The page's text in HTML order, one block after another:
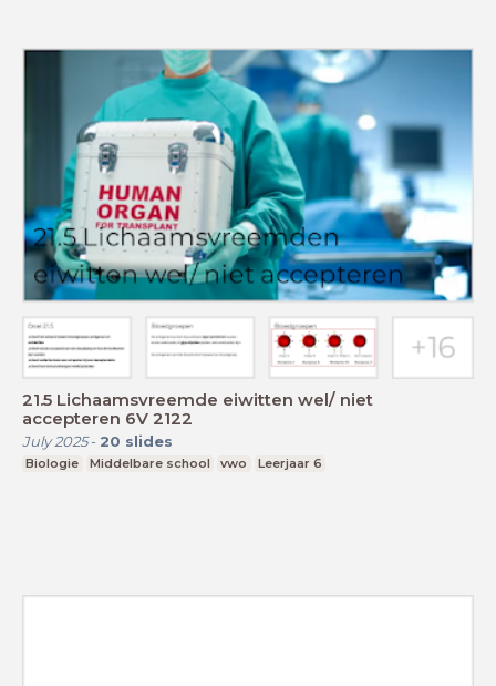
21.5 Lichaamsvreemde eiwitten wel/ niet
accepteren 6V 2122
July 2025- 20 slides
Biologie Middelbare school vwo Leerjaar 6